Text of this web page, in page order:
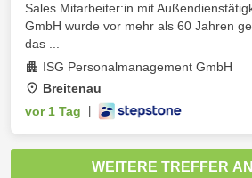
Sales Mitarbeiter:in mit
GmbH wurde vor mehr als 60 Jahren
das ...
ISG Personalmanagement GmbH
Breitenau
vor 1 Tag
WEITERE TREFFER